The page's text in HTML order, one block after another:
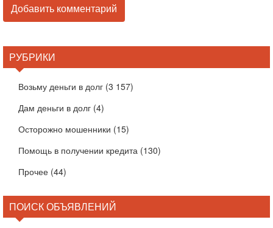
РУБРИКИ
Возьму деньги в долг (3 157)
Дам деньги в долг (4)
Осторожно мошенники (15)
Помощь в получении кредита (130)
Прочее (44)
ПОИСК ОБЪЯВЛЕНИЙ